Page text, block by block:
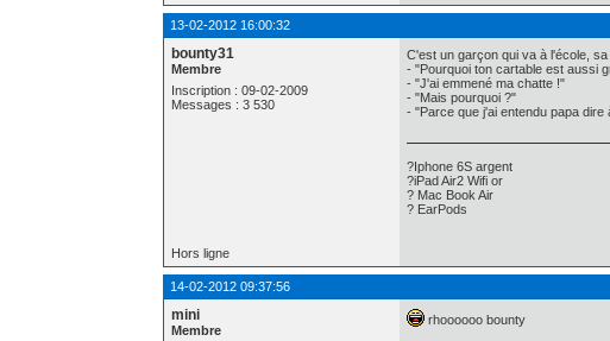
13-02-2012 16:00:32
bounty31
Membre
Inscription : 09-02-2009
Messages : 3 530
C'est un garçon qui va à l'école,
- "Pourquoi ton cartable est aussi
- "J'ai emmené ma chatte !"
- "Mais pourquoi ?"
- "Parce que j'ai entendu papa dire
?Iphone 6S argent
?iPad Air2 Wifi or
? Mac Book Air
? EarPods
Hors ligne
14-02-2012 09:37:56
mini
Membre
rhoooooo bounty